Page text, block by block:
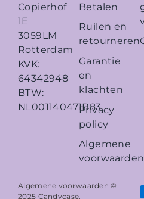
Copierhof
1E
3059LM
Rotterdam
KVK:
64342948
BTW:
NL001140471B83
Betalen
Ruilen en
retourneren
Garantie
en
klachten
Privacy
policy
Algemene
voorwaarden
Algemene voorwaarden ©
2025 Candycase